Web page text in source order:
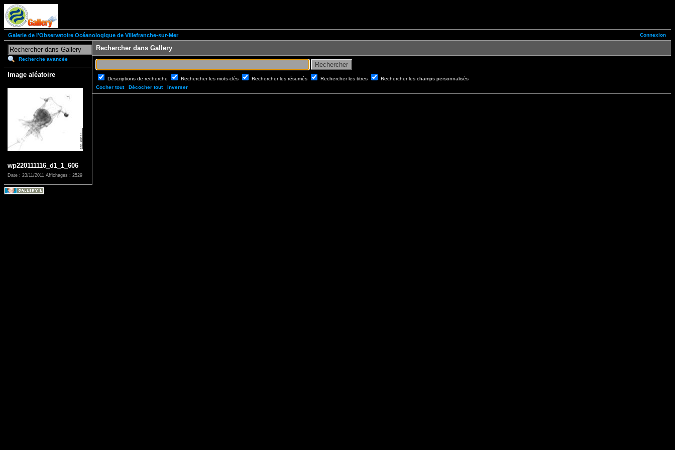
Connexion
Galerie de l'Observatoire Océanologique de Villefranche-sur-Mer
Recherche avancée
Image aléatoire
wp220111116_d1_1_606
Date : 23/11/2011 Affichages : 2529
Rechercher dans Gallery
Descriptions de recherche Rechercher les mots-clés Rechercher les résumés Rechercher les titres
Rechercher les champs personnalisés
Cocher tout
Décocher tout Inverser